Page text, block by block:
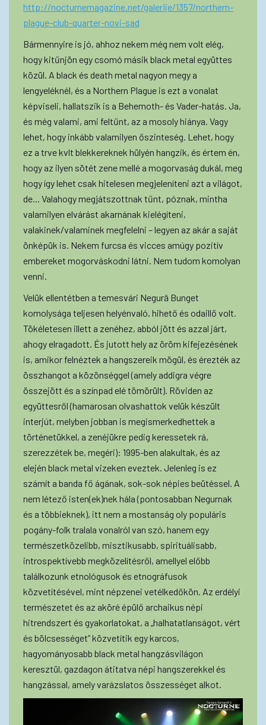
http://nocturnemagazine.net/galerije/1357/northern-
plague-club-quarter-novi-sad
Bármennyire is jó, ahhoz nekem még nem volt elég,
hogy kitűnjön egy csomó másik black metal együttes
közül. A black és death metal nagyon megy a
lengyeléknél, és a Northern Plague is ezt a vonalat
képviseli, hallatszik is a Behemoth- és Vader-hatás. Ja,
és még valami, ami feltűnt, az a mosoly hiánya. Vagy
lehet, hogy inkább valamilyen őszinteség. Lehet, hogy
ez a trve kvlt blekkereknek hülyén hangzik, és értem én,
hogy az ilyen sötét zene mellé a mogorvaság dukál, meg
hogy így lehet csak hitelesen megjeleníteni azt a világot,
de... Valahogy megjátszottnak tűnt, póznak, mintha
valamilyen elvárást akarnának kielégíteni,
valakinek/valaminek megfelelni – legyen az akár a saját
önképük is. Nekem furcsa és vicces amúgy pozitív
embereket mogorváskodni látni. Nem tudom komolyan
venni.
Velük ellentétben a temesvári Negură Bunget
komolysága teljesen helyénvaló, hihető és odaillő volt.
Tökéletesen illett a zenéhez, abból jött és azzal járt,
ahogy elragadott. És jutott hely az öröm kifejezésének
is, amikor felnéztek a hangszereik mögül, és érezték az
összhangot a közönséggel (amely addigra végre
összejött és a színpad elé tömörült). Röviden az
együttesről (hamarosan olvashattok velük készült
interjút, melyben jobban is megismerkedhettek a
történetükkel, a zenéjükre pedig keressetek rá,
szerezzétek be, megéri): 1995-ben alakultak, és az
elején black metal vizeken eveztek. Jelenleg is ez
számít a banda fő ágának, sok-sok népies beütéssel. A
nem létező isten(ek)nek hála (pontosabban Negurnak
és a többieknek), itt nem a mostanság oly populáris
pogány-folk tralala vonalról van szó, hanem egy
természetközelibb, misztikusabb, spirituálisabb,
introspektívebb megközelítésről, amellyel előbb
találkozunk etnológusok és etnográfusok
közvetítésével, mint népzenei vetélkedőkön. Az erdélyi
természetet és az aköré épülő archaikus népi
hitrendszert és gyakorlatokat, a „halhatatlanságot, vért
és bölcsességet” közvetítik egy karcos,
hagyományosabb black metal hangzásvilágon
keresztül, gazdagon átitatva népi hangszerekkel és
hangzással, amely varázslatos összességet alkot.